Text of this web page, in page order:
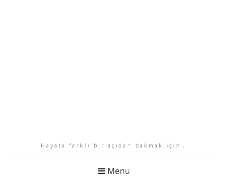
Hayata farklı bir açıdan bakmak için…
Menu